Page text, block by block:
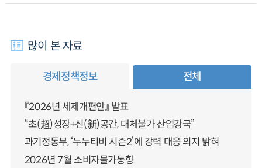
많이 본 자료
경제정책정보 전체
『2026년 세제개편안』 발표
“초(超)성장+신(新)공간, 대체불가 산업강국”
과기정통부, ‘누누티비 시즌2’에 강력 대응 의지 밝혀
2026년 7월 소비자물가동향